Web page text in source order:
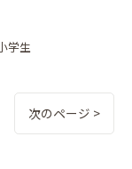
学生
次のページ >